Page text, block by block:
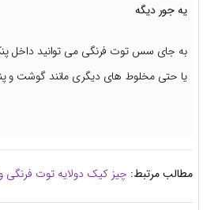
یه جور دیگه
به جای سس توت فرنگی می توانید داخل
یا حتی مخلوط های دیگری مانند گوشت و
مطالب مرتبط: چیز کیک دولایه توت فرنگی